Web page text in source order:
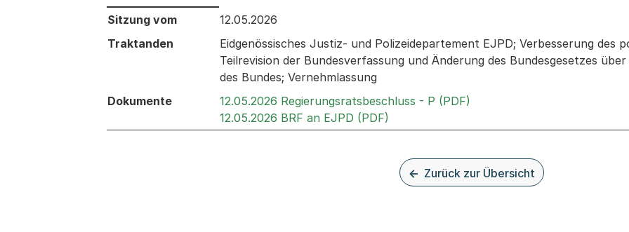
Behandelt an den folgenden Sitzungen: Informationen zu den Sitzungen zum Geschäft
Sitzung vom
12.05.2026
Traktanden
Eidgenössisches Justiz- und Polizeidepartement EJPD; Verbesserung des
Teilrevision der Bundesverfassung und Änderung des Bundesgesetzes
des Bundes; Vernehmlassung
Dokumente
12.05.2026 Regierungsratsbeschluss - P (PDF)
12.05.2026 BRF an EJPD (PDF)
Zurück zur Übersicht